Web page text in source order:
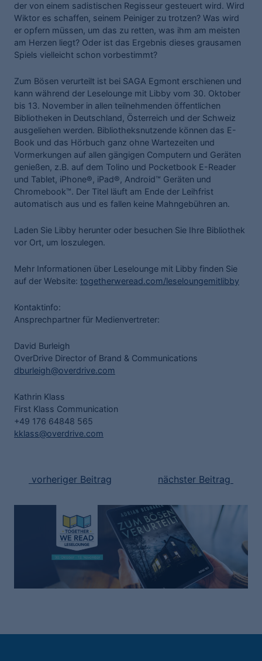
der von einem sadistischen Regisseur gesteuert wird. Wird
Wiktor es schaffen, seinem Peiniger zu trotzen? Was wird
er opfern müssen, um das zu retten, was ihm am meisten
am Herzen liegt? Oder ist das Ergebnis dieses grausamen
Spiels vielleicht schon vorbestimmt?
Zum Bösen verurteilt ist bei SAGA Egmont erschienen und
kann während der Leselounge mit Libby vom 30. Oktober
bis 13. November in allen teilnehmenden öffentlichen
Bibliotheken in Deutschland, Österreich und der Schweiz
ausgeliehen werden. Bibliotheksnutzende können das E-
Book und das Hörbuch ganz ohne Wartezeiten und
Vormerkungen auf allen gängigen Computern und Geräten
genießen, z.B. auf dem Tolino und Pocketbook E-Reader
und Tablet, iPhone®, iPad®, Android™ Geräten und
Chromebook™. Der Titel läuft am Ende der Leihfrist
automatisch aus und es fallen keine Mahngebühren an.
Laden Sie Libby herunter oder besuchen Sie Ihre Bibliothek
vor Ort, um loszulegen.
Mehr Informationen über Leselounge mit Libby finden Sie
auf der Website: togetherweread.com/leseloungemitlibby
Kontaktinfo:
Ansprechpartner für Medienvertreter:
David Burleigh
OverDrive Director of Brand & Communications
dburleigh@overdrive.com
Kathrin Klass
First Klass Communication
+49 176 64848 565
kklass@overdrive.com
vorheriger Beitrag nächster Beitrag